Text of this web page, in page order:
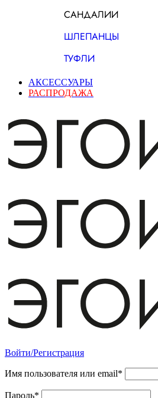
САНДАЛИИ
ШЛЕПАНЦЫ
ТУФЛИ
АКСЕССУАРЫ
РАСПРОДАЖА
Войти/Регистрация
Имя пользователя или email*
Пароль*